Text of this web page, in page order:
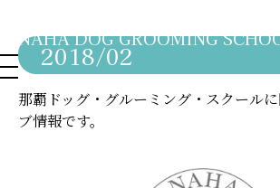
NAHA DOG GROOMING
2018/02
那覇ドッグ・グルーミング・スクール
ブ情報です。